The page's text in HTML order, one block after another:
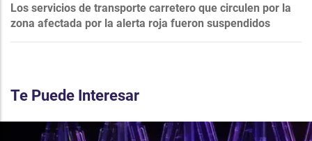
Los servicios de transporte carretero que circulen por la
zona afectada por la alerta roja fueron suspendidos
Te Puede Interesar